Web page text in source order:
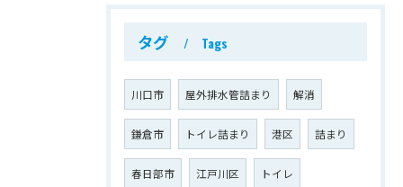
タグ Tags
川口市 屋外排水管詰まり 解消
鎌倉市 トイレ詰まり 港区 詰まり
春日部市 江戸川区 トイレ